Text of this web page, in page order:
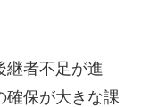
継者不足が進
確保が大きな課